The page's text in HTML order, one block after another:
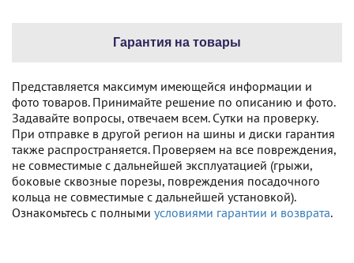
Гарантия на товары
Представляется максимум имеющейся информации и
фото товаров. Принимайте решение по описанию и фото.
Задавайте вопросы, отвечаем всем. Сутки на проверку.
При отправке в другой регион на шины и диски гарантия
также распространяется. Проверяем на все повреждения,
не совместимые с дальнейшей эксплуатацией (грыжи,
боковые сквозные порезы, повреждения посадочного
кольца не совместимые с дальнейшей установкой).
Ознакомьтесь с полными условиями гарантии и возврата.